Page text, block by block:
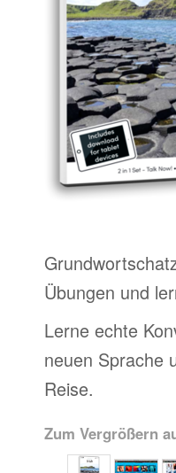
Übungen und
Lerne echte
neuen Sprache
Reise.
Zum Vergrößern